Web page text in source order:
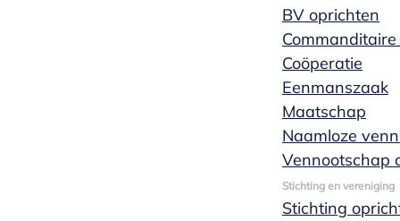
BV oprichten
Coöperatie
Eenmanszaak
Maatschap
Naamloze
Vennootschap
Stichting en vereniging
Stichting
stichtingen, verenigingen, B.V.’s en
N.V.’s, overdrachten van aandelen,
aandeelhoudersovereenkomsten.
Daarnaast adviseert Daniek over
personeelsparticipaties en de
inrichting van participatiestructuren.